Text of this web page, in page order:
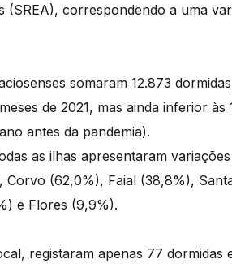
(SREA), correspondendo a uma
somaram 12.873
de 2021, mas ainda inferior às
antes da pandemia).
as ilhas apresentaram variações
Corvo (62,0%), Faial (38,8%),
e Flores (9,9%).
registaram apenas 77 dormidas